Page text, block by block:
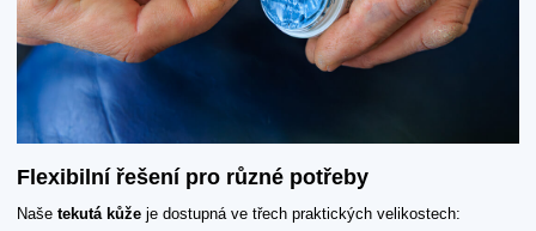
Flexibilní řešení pro různé potřeby
Naše tekutá kůže je dostupná ve třech praktických velikostech: